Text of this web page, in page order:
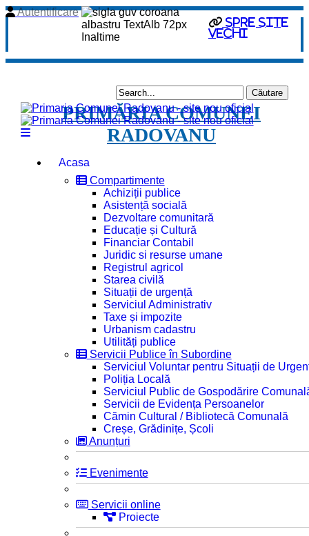
Spre site
vechi
Autentificare
PRIMĂRIA COMUNEI
RADOVANU
Acasa
Compartimente
Achiziții publice
Asistență socială
Dezvoltare comunitară
Educație și Cultură
Financiar Contabil
Juridic si resurse umane
Registrul agricol
Starea civilă
Situații de urgență
Serviciul Administrativ
Taxe și impozite
Urbanism cadastru
Utilități publice
Servicii Publice în Subordine
Serviciul Voluntar pentru Situații de
Poliția Locală
Serviciul Public de Gospodărire
Servicii de Evidența Persoanelor
Cămin Cultural / Bibliotecă Comunală
Creșe, Grădinițe, Școli
Anunțuri
Evenimente
Servicii online
Proiecte